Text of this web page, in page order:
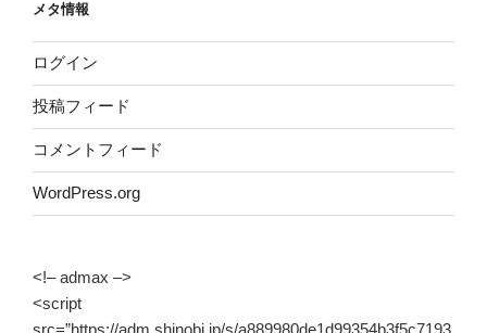
メタ情報
ログイン
投稿フィード
コメントフィード
WordPress.org
<!– admax –>
<script
src=”https://adm.shinobi.jp/s/a889980de1d99354b3f5c7193